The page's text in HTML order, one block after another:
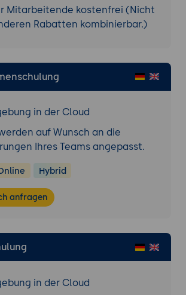
Mitarbeitende kostenfrei (Nicht
Rabatten kombinierbar.)
in der Cloud
auf Wunsch an die
Ihres Teams angepasst.
Hybrid
anfragen
in der Cloud